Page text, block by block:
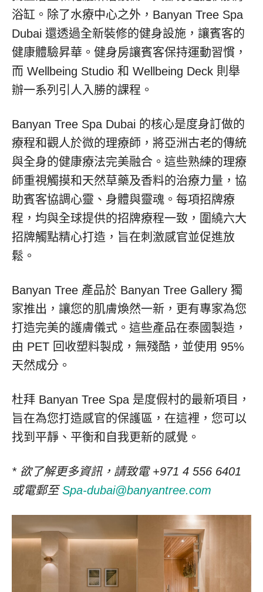
浴缸。除了水療中心之外，Banyan Tree Spa
Dubai 還透過全新裝修的健身設施，讓賓客的
健康體驗昇華。健身房讓賓客保持運動習慣，
而 Wellbeing Studio 和 Wellbeing Deck 則舉
辦一系列引人入勝的課程。
Banyan Tree Spa Dubai 的核心是度身訂做的
療程和觀人於微的理療師，將亞洲古老的傳統
與全身的健康療法完美融合。這些熟練的理療
師重視觸摸和天然草藥及香料的治療力量，協
助賓客協調心靈、身體與靈魂。每項招牌療
程，均與全球提供的招牌療程一致，圍繞六大
招牌觸點精心打造，旨在刺激感官並促進放
鬆。
Banyan Tree 產品於 Banyan Tree Gallery 獨
家推出，讓您的肌膚煥然一新，更有專家為您
打造完美的護膚儀式。這些產品在泰國製造，
由 PET 回收塑料製成，無殘酷，並使用 95%
天然成分。
杜拜 Banyan Tree Spa 是度假村的最新項目，
旨在為您打造感官的保護區，在這裡，您可以
找到平靜、平衡和自我更新的感覺。
* 欲了解更多資訊，請致電 +971 4 556 6401
或電郵至Spa-dubai@banyantree.com